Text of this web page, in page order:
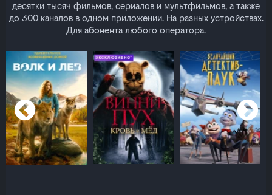
десятки тысяч фильмов, сериалов и мультфильмов, а также
до 300 каналов в одном приложении. На разных устройствах.
Для абонента любого оператора.